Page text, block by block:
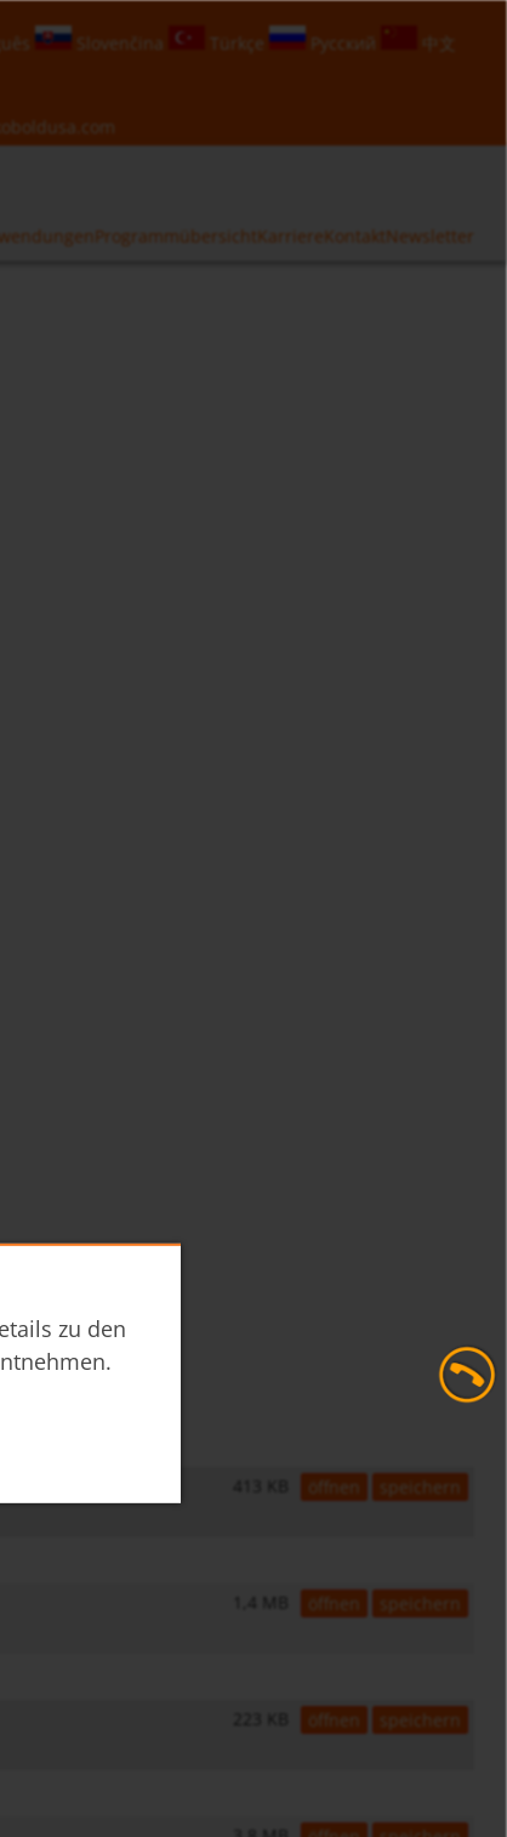
Slovenčina Türkçe Русский
中文
ProgrammübersichtKarriereKontaktNewsletter
413 KB öffnen speichern
1,4 MB öffnen speichern
223 KB öffnen speichern
zu den